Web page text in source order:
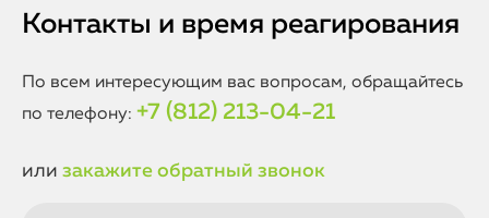
Контакты и время реагирования
По всем интересующим вас вопросам, обращайтесь
по телефону: +7 (812) 213-04-21
или закажите обратный звонок